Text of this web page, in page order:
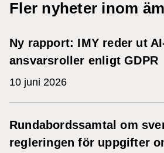
Fler nyheter inom
Ny rapport: IMY reder ut
ansvarsroller enligt GDPR
10 juni 2026
Rundabordssamtal om
regleringen för uppgifter